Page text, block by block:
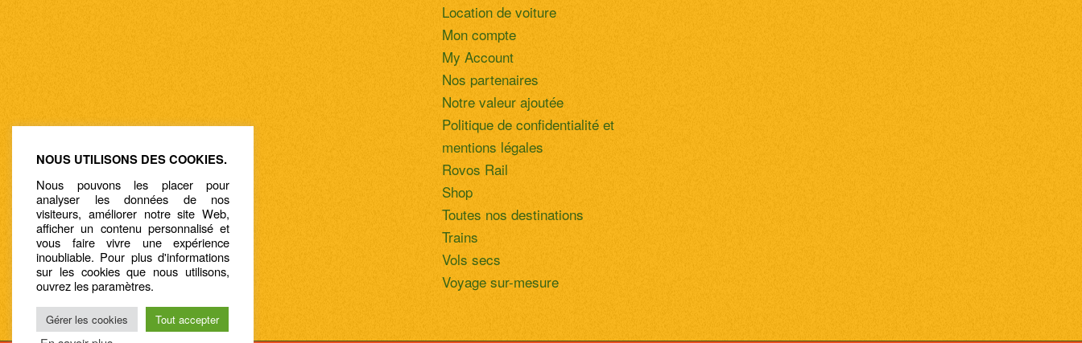
Location de voiture
Mon compte
My Account
Nos partenaires
Notre valeur ajoutée
Politique de confidentialité et
mentions légales
Rovos Rail
Shop
Toutes nos destinations
Trains
Vols secs
Voyage sur-mesure
NOUS UTILISONS DES COOKIES.
Nous pouvons les placer pour
analyser les données de nos
visiteurs, améliorer notre site Web,
afficher un contenu personnalisé et
vous faire vivre une expérience
inoubliable. Pour plus d'informations
sur les cookies que nous utilisons,
ouvrez les paramètres.
Gérer les cookies Tout accepter